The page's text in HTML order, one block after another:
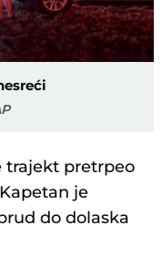
trajekt pretrpeo
je
do dolaska